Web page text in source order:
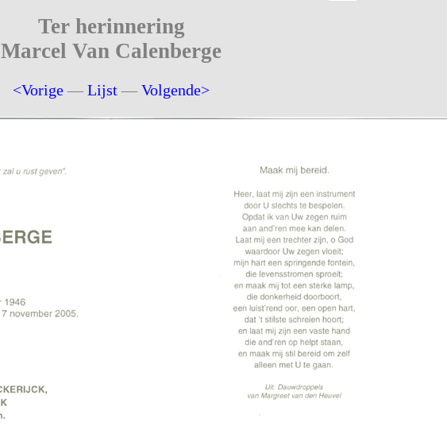
Ter herinnering
Marcel Van Calenberge
<Vorige —Lijst —Volgende>